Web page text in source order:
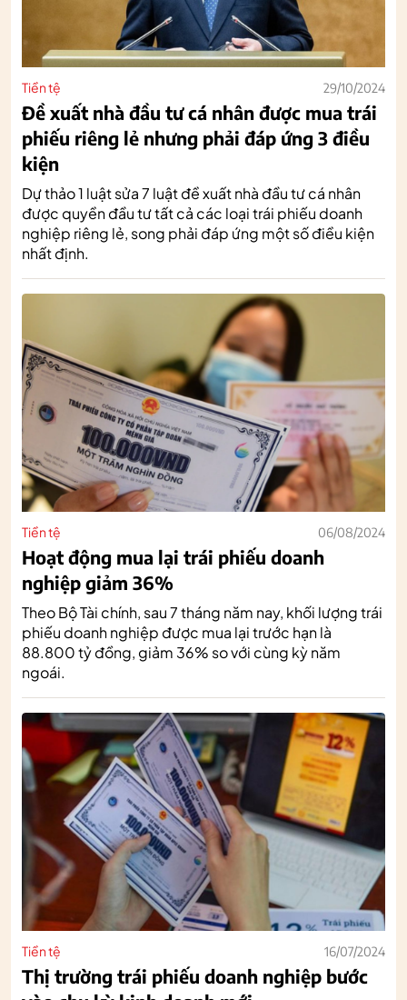
Tiền tệ 29/10/2024
Đề xuất nhà đầu tư cá nhân được mua trái
phiếu riêng lẻ nhưng phải đáp ứng 3 điều
kiện
Dự thảo 1 luật sửa 7 luật đề xuất nhà đầu tư cá nhân
được quyền đầu tư tất cả các loại trái phiếu doanh
nghiệp riêng lẻ, song phải đáp ứng một số điều kiện
nhất định.
Tiền tệ 06/08/2024
Hoạt động mua lại trái phiếu doanh
nghiệp giảm 36%
Theo Bộ Tài chính, sau 7 tháng năm nay, khối lượng trái
phiếu doanh nghiệp được mua lại trước hạn là
88.800 tỷ đồng, giảm 36% so với cùng kỳ năm
ngoái.
Tiền tệ 16/07/2024
Thị trường trái phiếu doanh nghiệp bước